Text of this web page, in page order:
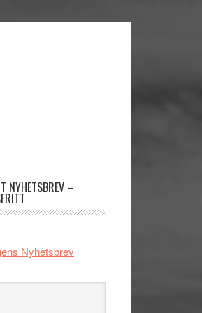
NYHETSBREV –
Nyhetsbrev